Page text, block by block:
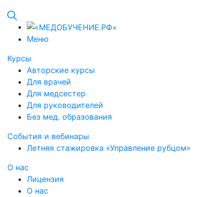
Меню
Курсы
Авторские курсы
Для врачей
Для медсестер
Для руководителей
Без мед. образования
События и вебинары
Летняя стажировка «Управление рубцом»
О нас
Лицензия
О нас